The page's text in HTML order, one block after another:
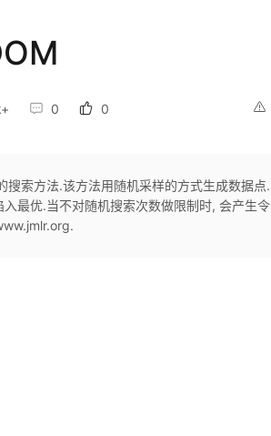
0 0
搜索方法.该方法用随机采样的方式生成数据点.
最优.当不对随机搜索次数做限制时, 会产生令